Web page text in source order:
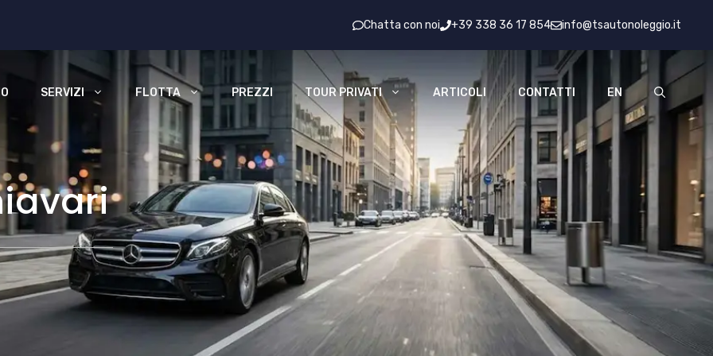
Chatta con noi +39 338 36 17 854 info@tsautonoleggio.it
SERVIZI FLOTTA PREZZI TOUR PRIVATI ARTICOLI CONTATTI EN